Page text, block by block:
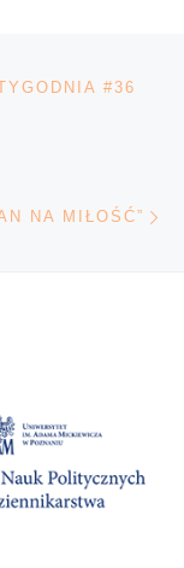
#36
NA MIŁOŚĆ”